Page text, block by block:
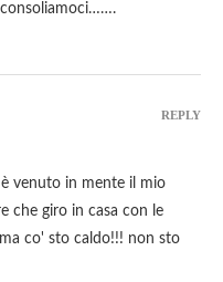
venuto in mente il mio
che giro in casa con le
co' sto caldo!!! non sto
REPLY